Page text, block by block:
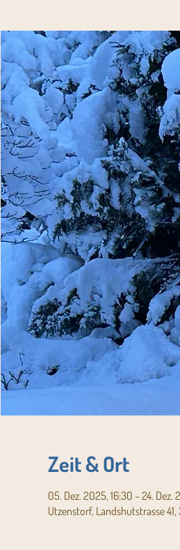
Zeit & Ort
05. Dez. 2025, 16:30 – 24. Dez.
Utzenstorf, Landshutstrasse